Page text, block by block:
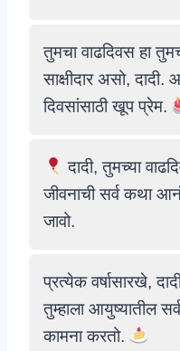
तुमचा वाढदिवस हा
साक्षीदार असो,
दिवसांसाठी खूप प्रेम.
दादी, तुमच्या
जीवनाची सर्व कथा
जावो.
प्रत्येक वर्षासारखे,
तुम्हाला आयुष्यातील
कामना करतो.